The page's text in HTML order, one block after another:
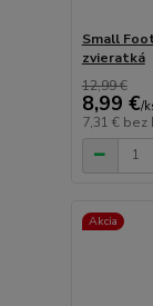
Small
zvieratká
12,99 €
8,99 €/
7,31 € bez
Akcia